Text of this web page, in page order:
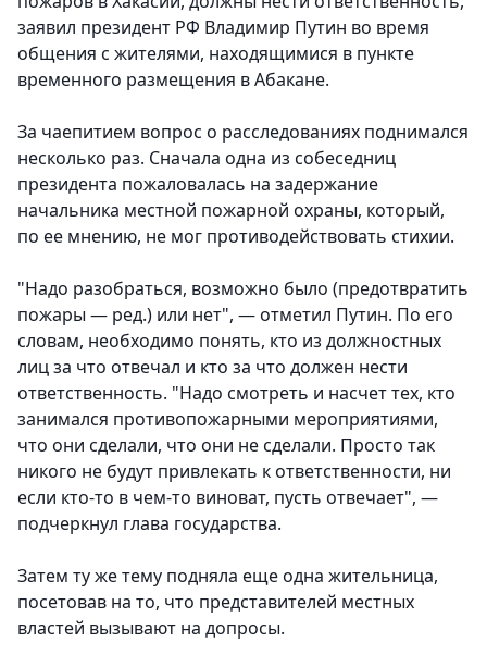
заявил президент РФ Владимир Путин во время
общения с жителями, находящимися в пункте
временного размещения в Абакане.
За чаепитием вопрос о расследованиях поднимался
несколько раз. Сначала одна из собеседниц
президента пожаловалась на задержание
начальника местной пожарной охраны, который,
по ее мнению, не мог противодействовать стихии.
"Надо разобраться, возможно было (предотвратить
пожары — ред.) или нет", — отметил Путин. По его
словам, необходимо понять, кто из должностных
лиц за что отвечал и кто за что должен нести
ответственность. "Надо смотреть и насчет тех, кто
занимался противопожарными мероприятиями,
что они сделали, что они не сделали. Просто так
никого не будут привлекать к ответственности, ни
если кто-то в чем-то виноват, пусть отвечает", —
подчеркнул глава государства.
Затем ту же тему подняла еще одна жительница,
посетовав на то, что представителей местных
властей вызывают на допросы.